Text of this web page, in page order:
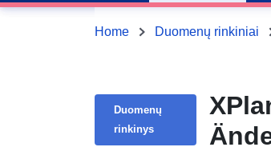
Home Duomenų rinkiniai
Duomenų
rinkinys